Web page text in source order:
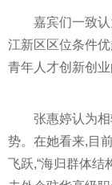
嘉宾们一致
江新区区位条件
青年人才创新创业
张惠婷认为
势。在她看来,目
飞跃,“海归群体结